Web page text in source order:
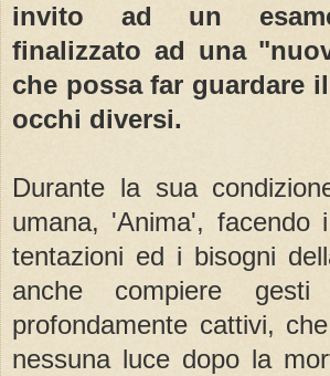
invito ad un
finalizzato ad una
che possa far guardare
occhi diversi.
Durante la sua
umana, 'Anima', facendo
tentazioni ed i bisogni
anche compiere
profondamente cattivi,
nessuna luce dopo la